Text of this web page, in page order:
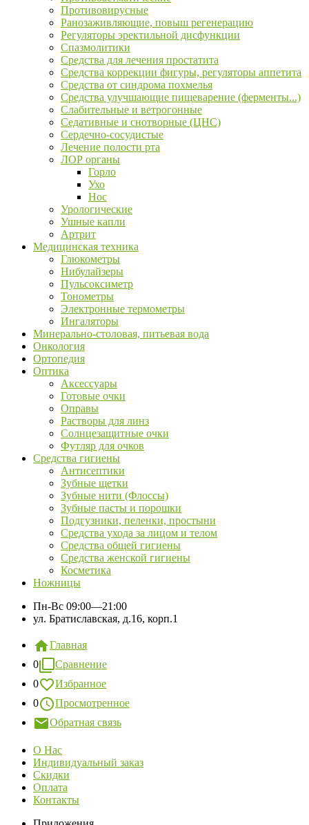
Противовирусные
Ранозаживляющие, повыш регенерацию
Регуляторы эректильной дисфункции
Спазмолитики
Средства для лечения простатита
Средства коррекции фигуры, регуляторы аппетита
Средства от синдрома похмелья
Средства улучшающие пищеварение (ферменты...)
Слабительные и ветрогонные
Седативные и снотворные (ЦНС)
Сердечно-сосудистые
Лечение полости рта
ЛОР органы
Горло
Ухо
Нос
Урологические
Ушные капли
Артрит
Медицинская техника
Глюкометры
Нибулайзеры
Пульсоксиметр
Тонометры
Электронные термометры
Ингаляторы
Минерально-столовая, питьевая вода
Онкология
Ортопедия
Оптика
Аксессуары
Готовые очки
Оправы
Растворы для линз
Солнцезащитные очки
Футляр для очков
Средства гигиены
Антисептики
Зубные щетки
Зубные нити (Флоссы)
Зубные пасты и порошки
Подгузники, пеленки, простыни
Средства ухода за лицом и телом
Средства общей гигиены
Средства женской гигиены
Косметика
Ножницы
Пн-Вс 09:00—21:00
ул. Братиславская, д.16, корп.1
Главная
0
Сравнение
0
Избранное
0
Просмотренное
Обратная связь
О Нас
Индивидуальный заказ
Скидки
Оплата
Контакты